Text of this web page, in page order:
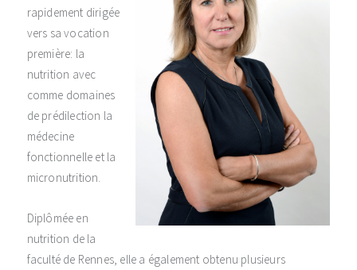
rapidement dirigée
vers sa vocation
première: la
nutrition avec
comme domaines
de prédilection la
médecine
fonctionnelle et la
micronutrition.
Diplômée en
nutrition de la
faculté de Rennes, elle a également obtenu plusieurs